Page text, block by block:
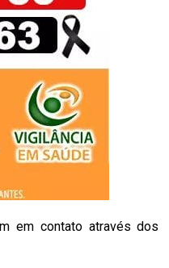
em contato através dos